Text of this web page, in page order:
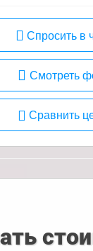
Спросить в
Смотреть
Сравнить